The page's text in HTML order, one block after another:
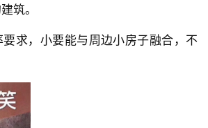
筑。
求，小要能与周边小房子融合，不